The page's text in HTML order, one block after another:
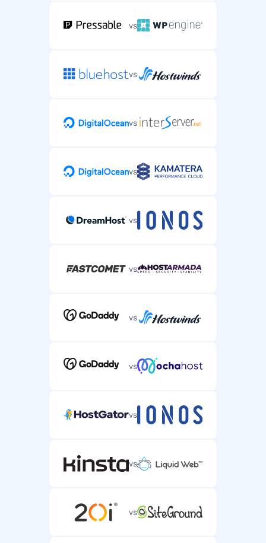
vs
vs
vs
vs
vs
vs
vs
vs
vs
vs
vs